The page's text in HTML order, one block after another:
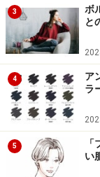
アイボリー
真っ白は、ぱっ
んな色とも合わ
が主役のコーデ
黄みや灰みを帯
なイメージがあ
せた色を引き立
出します。
3
ボ
と
4
ア
ラ
5
い